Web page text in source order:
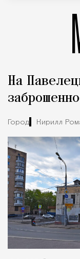
На
Город Кирилл